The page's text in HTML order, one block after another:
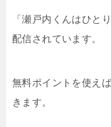
「瀬戸内くんはひと
配信されています。
無料ポイントを使え
きます。